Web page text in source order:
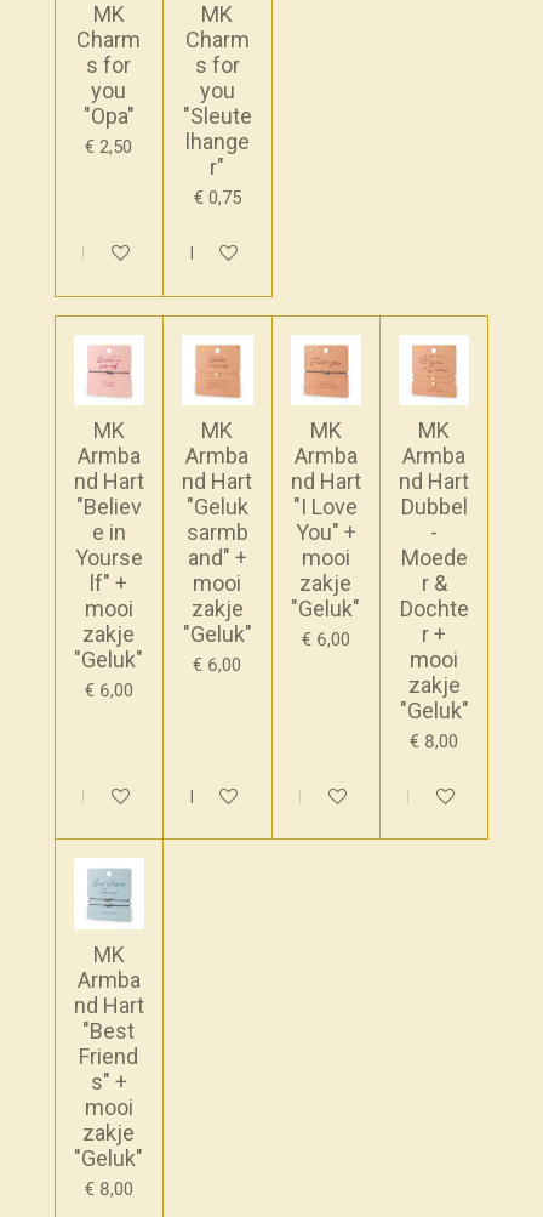
MK
Charm
s for
you
"Opa"
€ 2,50
In winkelwagen
MK
Charm
s for
you
"Sleute
lhange
r"
€ 0,75
In winkelwagen
MK
Armba
nd Hart
"Believ
e in
Yourse
lf" +
mooi
zakje
"Geluk"
€ 6,00
In winkelwagen
MK
Armba
nd Hart
"Geluk
sarmb
and" +
mooi
zakje
"Geluk"
€ 6,00
In winkelwagen
MK
Armba
nd Hart
"I Love
You" +
mooi
zakje
"Geluk"
€ 6,00
In winkelwagen
MK
Armba
nd Hart
Dubbel
-
Moede
r &
Dochte
r +
mooi
zakje
"Geluk"
€ 8,00
In winkelwagen
MK
Armba
nd Hart
"Best
Friend
s" +
mooi
zakje
"Geluk"
€ 8,00